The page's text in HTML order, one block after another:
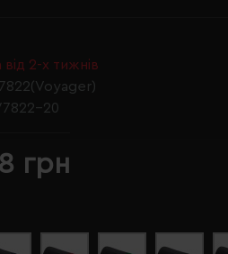
від 2-х тижнів
20
грн